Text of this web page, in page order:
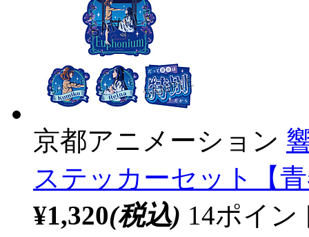
京都アニメーション
ステッカーセット【
¥1,320(税込) 14ポイ